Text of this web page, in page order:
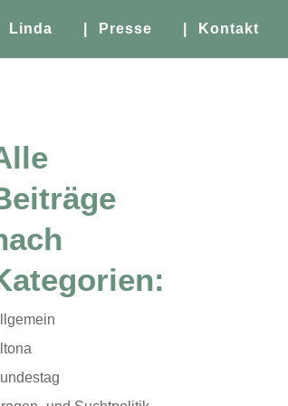
| Linda | Presse | Kontakt